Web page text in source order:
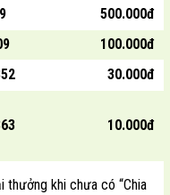
500.000đ
100.000đ
30.000đ
10.000đ
khi chưa có “Chia